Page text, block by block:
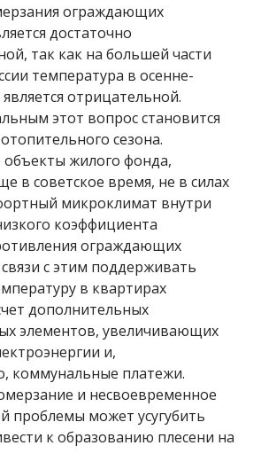
ограждающих
достаточно
так как на большей части
температура в осенне-
отрицательной.
этот вопрос становится
сезона.
жилого фонда,
в советское время, не в силах
микроклимат внутри
коэффициента
ограждающих
с этим поддерживать
в квартирах
дополнительных
элементов, увеличивающих
и,
коммунальные платежи.
и несвоевременное
проблемы может усугубить
к образованию плесени на